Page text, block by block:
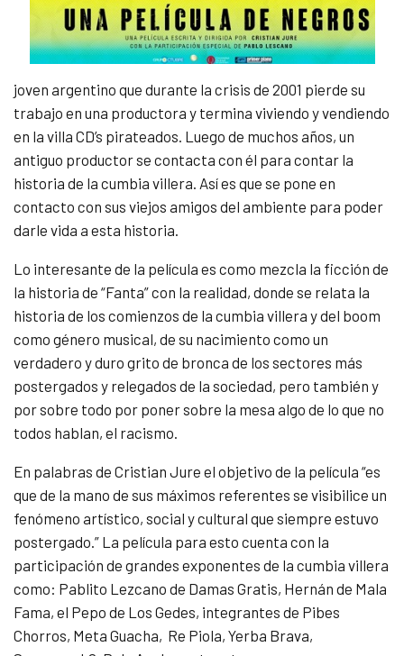
joven argentino que durante la crisis de 2001 pierde su
trabajo en una productora y termina viviendo y vendiendo
en la villa CD’s pirateados. Luego de muchos años, un
antiguo productor se contacta con él para contar la
historia de la cumbia villera. Así es que se pone en
contacto con sus viejos amigos del ambiente para poder
darle vida a esta historia.
Lo interesante de la película es como mezcla la ficción de
la historia de “Fanta” con la realidad, donde se relata la
historia de los comienzos de la cumbia villera y del boom
como género musical, de su nacimiento como un
verdadero y duro grito de bronca de los sectores más
postergados y relegados de la sociedad, pero también y
por sobre todo por poner sobre la mesa algo de lo que no
todos hablan, el racismo.
En palabras de Cristian Jure el objetivo de la película “es
que de la mano de sus máximos referentes se visibilice un
fenómeno artístico, social y cultural que siempre estuvo
postergado.” La película para esto cuenta con la
participación de grandes exponentes de la cumbia villera
como: Pablito Lezcano de Damas Gratis, Hernán de Mala
Fama, el Pepo de Los Gedes, integrantes de Pibes
Chorros, Meta Guacha, Re Piola, Yerba Brava,